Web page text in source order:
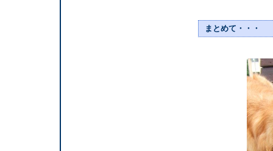
まとめて・・・